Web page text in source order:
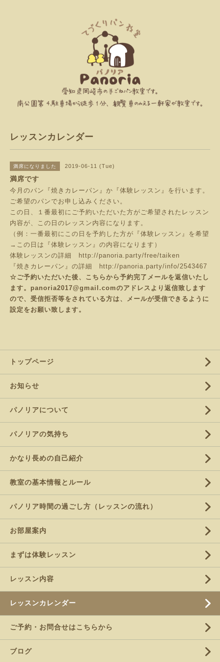
レッスンカレンダー
満席になりました 2019-06-11 (Tue)
満席です
今月のパン『焼きカレーパン』か『体験レッスン』を行います。
ご希望のパンでお申し込みください。
この日、１番最初にご予約いただいた方がご希望されたレッスン
内容が、この日のレッスン内容になります。
（例：一番最初にこの日を予約した方が『体験レッスン』を希望
→この日は『体験レッスン』の内容になります）
体験レッスンの詳細
http://panoria.party/free/taiken
『焼きカレーパン』の詳細
http://panoria.party/info/2543467
☆ご予約いただいた後、こちらから予約完了メールを返信いたし
ます。panoria2017@gmail.comのアドレスより返信致します
ので、受信拒否等をされている方は、メールが受信できるように
設定をお願い致します。
トップページ
お知らせ
パノリアについて
パノリアの気持ち
かなり長めの自己紹介
教室の基本情報とルール
パノリア時間の過ごし方（レッスンの流れ）
お部屋案内
まずは体験レッスン
レッスン内容
レッスンカレンダー
ご予約・お問合せはこちらから
ブログ